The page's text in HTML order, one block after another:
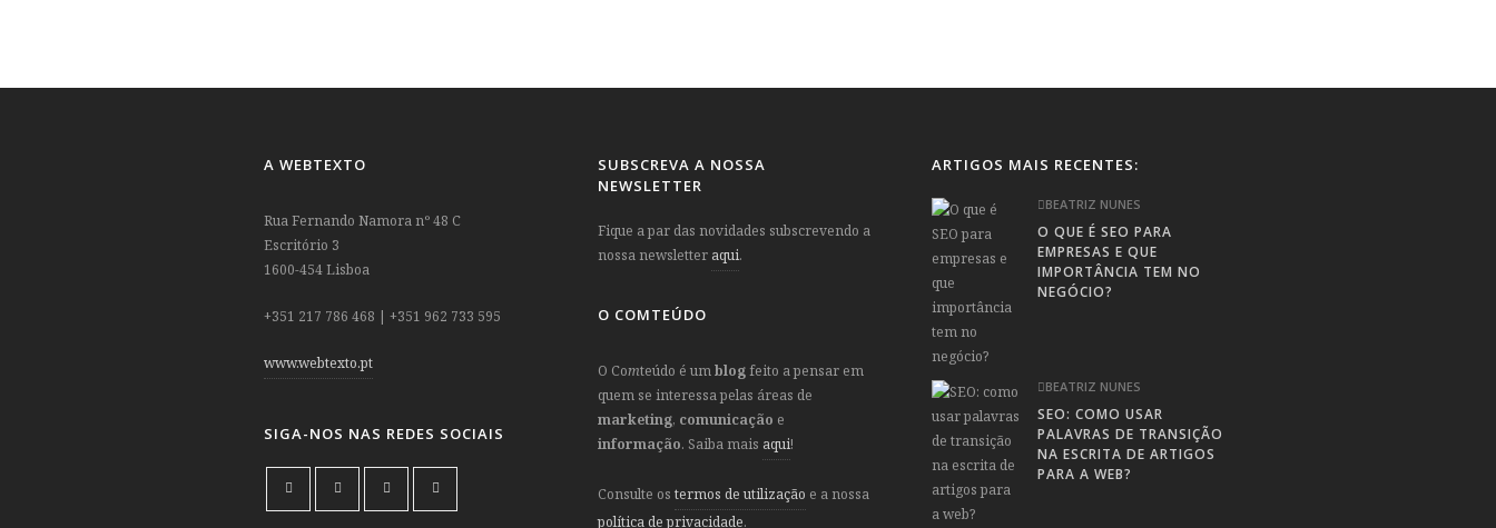
A WEBTEXTO
Rua Fernando Namora nº 48 C
Escritório 3
1600-454 Lisboa
+351 217 786 468 | +351 962 733 595
www.webtexto.pt
SIGA-NOS NAS REDES SOCIAIS
SUBSCREVA A NOSSA
NEWSLETTER
Fique a par das novidades subscrevendo a
nossa newsletter aqui.
O COMTEÚDO
O Comteúdo é umblogfeito a pensar em
quem se interessa pelas áreas de
marketing, comunicação e
informação. Saiba mais aqui!
Consulte os termos de utilização e a nossa
política de privacidade.
ARTIGOS MAIS RECENTES:
BEATRIZ NUNES
O QUE É SEO PARA
EMPRESAS E QUE
IMPORTÂNCIA TEM NO
NEGÓCIO?
BEATRIZ NUNES
SEO: COMO USAR
PALAVRAS DE TRANSIÇÃO
NA ESCRITA DE ARTIGOS
PARA A WEB?